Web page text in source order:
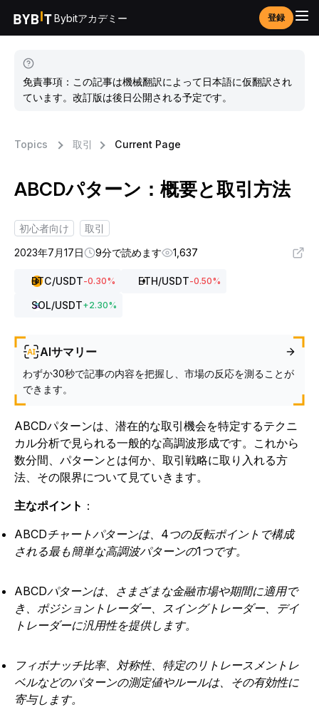
Bybitアカデミー 登録
免責事項：この記事は機械翻訳によって日本語に仮翻訳され
ています。改訂版は後日公開される予定です。
Topics 取引 Current Page
ABCDパターン：概要と取引方法
初心者向け
取引
2023年7月17日
9分で読めます 1,637
BTC/USDT-0.30% ETH/USDT-0.50%
SOL/USDT+2.30%
AIサマリー
わずか30秒で記事の内容を把握し、市場の反応を測ることが
できます。
ABCDパターンは、潜在的な取引機会を特定するテクニ
カル分析で見られる一般的な高調波形成です。 これから
数分間、パターンとは何か、取引戦略に取り入れる方
法、その限界について見ていきます。
主なポイント ：
ABCDチャートパターンは、4つの反転ポイントで構成
される最も簡単な高調波パターンの1つです。
ABCDパターンは、さまざまな金融市場や期間に適用で
き、ポジショントレーダー、スイングトレーダー、デイ
トレーダーに汎用性を提供します。
フィボナッチ比率、対称性、特定のリトレースメントレ
ベルなどのパターンの測定値やルールは、その有効性に
寄与します。